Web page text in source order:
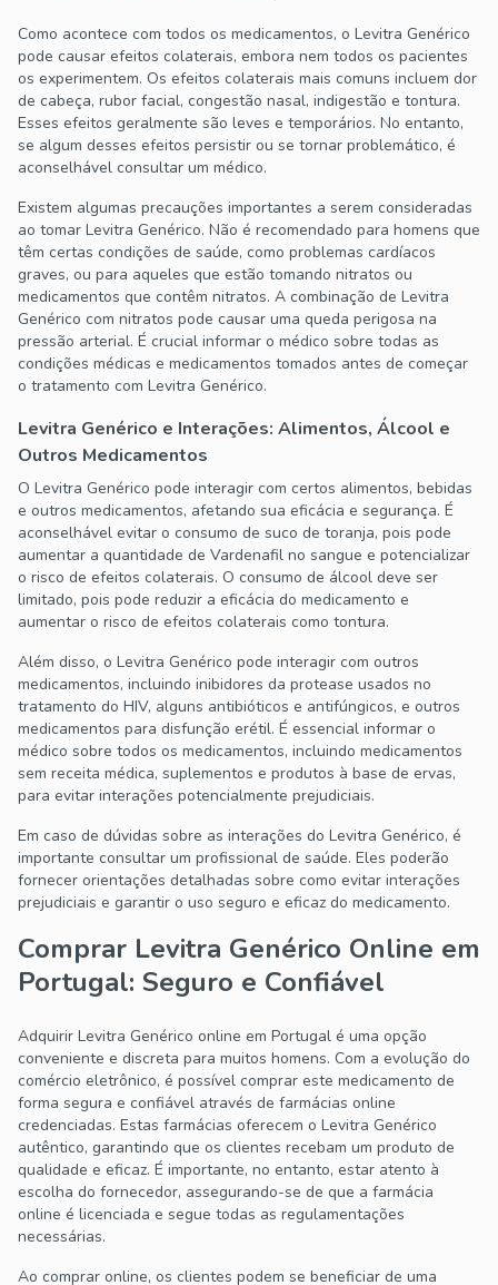
Como acontece com todos os medicamentos, o Levitra Genérico
pode causar efeitos colaterais, embora nem todos os pacientes
os experimentem. Os efeitos colaterais mais comuns incluem dor
de cabeça, rubor facial, congestão nasal, indigestão e tontura.
Esses efeitos geralmente são leves e temporários. No entanto,
se algum desses efeitos persistir ou se tornar problemático, é
aconselhável consultar um médico.
Existem algumas precauções importantes a serem consideradas
ao tomar Levitra Genérico. Não é recomendado para homens que
têm certas condições de saúde, como problemas cardíacos
graves, ou para aqueles que estão tomando nitratos ou
medicamentos que contêm nitratos. A combinação de Levitra
Genérico com nitratos pode causar uma queda perigosa na
pressão arterial. É crucial informar o médico sobre todas as
condições médicas e medicamentos tomados antes de começar
o tratamento com Levitra Genérico.
Levitra Genérico e Interações: Alimentos, Álcool e
Outros Medicamentos
O Levitra Genérico pode interagir com certos alimentos, bebidas
e outros medicamentos, afetando sua eficácia e segurança. É
aconselhável evitar o consumo de suco de toranja, pois pode
aumentar a quantidade de Vardenafil no sangue e potencializar
o risco de efeitos colaterais. O consumo de álcool deve ser
limitado, pois pode reduzir a eficácia do medicamento e
aumentar o risco de efeitos colaterais como tontura.
Além disso, o Levitra Genérico pode interagir com outros
medicamentos, incluindo inibidores da protease usados no
tratamento do HIV, alguns antibióticos e antifúngicos, e outros
medicamentos para disfunção erétil. É essencial informar o
médico sobre todos os medicamentos, incluindo medicamentos
sem receita médica, suplementos e produtos à base de ervas,
para evitar interações potencialmente prejudiciais.
Em caso de dúvidas sobre as interações do Levitra Genérico, é
importante consultar um profissional de saúde. Eles poderão
fornecer orientações detalhadas sobre como evitar interações
prejudiciais e garantir o uso seguro e eficaz do medicamento.
Comprar Levitra Genérico Online em
Portugal: Seguro e Confiável
Adquirir Levitra Genérico online em Portugal é uma opção
conveniente e discreta para muitos homens. Com a evolução do
comércio eletrônico, é possível comprar este medicamento de
forma segura e confiável através de farmácias online
credenciadas. Estas farmácias oferecem o Levitra Genérico
autêntico, garantindo que os clientes recebam um produto de
qualidade e eficaz. É importante, no entanto, estar atento à
escolha do fornecedor, assegurando-se de que a farmácia
online é licenciada e segue todas as regulamentações
necessárias.
Ao comprar online, os clientes podem se beneficiar de uma